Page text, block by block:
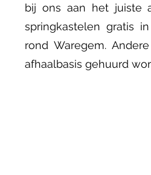
bij ons aan het juiste
springkastelen gratis
rond Waregem.
afhaalbasis gehuurd